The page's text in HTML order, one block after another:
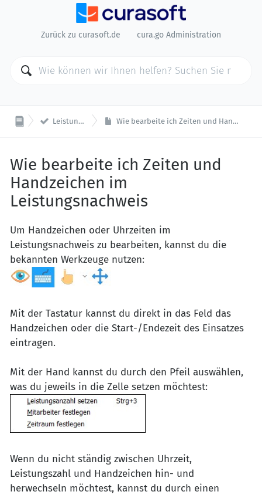
Zurück zu curasoft.de cura.go Administration
 Leistungsnachweis Wie bearbeite ich Zeiten und Handzeichen im Leistungsnachweis
Wie bearbeite ich Zeiten und
Handzeichen im
Leistungsnachweis
Um Handzeichen oder Uhrzeiten im
Leistungsnachweis zu bearbeiten, kannst du die
bekannten Werkzeuge nutzen:
Mit der Tastatur kannst du direkt in das Feld das
Handzeichen oder die Start-/Endezeit des Einsatzes
eintragen.
Mit der Hand kannst du durch den Pfeil auswählen,
was du jeweils in die Zelle setzen möchtest:
Wenn du nicht ständig zwischen Uhrzeit,
Leistungszahl und Handzeichen hin- und
herwechseln möchtest, kannst du durch einen